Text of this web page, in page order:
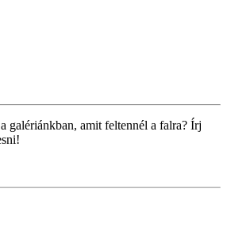
galériánkban, amit feltennél a falra? Írj